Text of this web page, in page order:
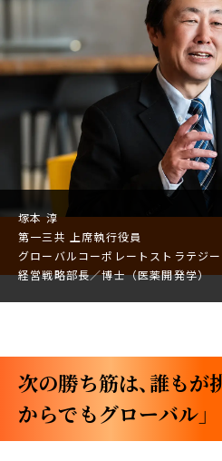
塚本 淳
第一三共 上席執行役員
グローバルコーポレート ストラテジー
経営戦略部長／博士（医薬開発学）
次の勝ち筋は、誰もが
からでもグローバル」